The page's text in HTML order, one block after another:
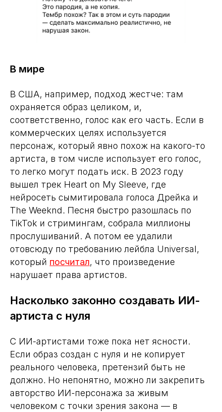
В мире
В США, например, подход жестче: там
охраняется образ целиком, и,
соответственно, голос как его часть. Если в
коммерческих целях используется
персонаж, который явно похож на какого-то
артиста, в том числе использует его голос,
то легко могут подать иск. В 2023 году
вышел трек Heart on My Sleeve, где
нейросеть сымитировала голоса Дрейка и
The Weeknd. Песня быстро разошлась по
TikTok и стримингам, собрала миллионы
прослушиваний. А потом ее удалили
отовсюду по требованию лейбла Universal,
который посчитал, что произведение
нарушает права артистов.
Насколько законно создавать ИИ-
артиста с нуля
С ИИ-артистами тоже пока нет ясности.
Если образ создан с нуля и не копирует
реального человека, претензий быть не
должно. Но непонятно, можно ли закрепить
авторство ИИ-персонажа за живым
человеком с точки зрения закона — в